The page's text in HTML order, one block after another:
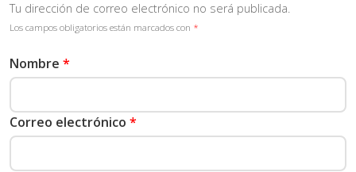
Tu dirección de correo electrónico no será publicada.
Los campos obligatorios están marcados con *
Nombre *
Correo electrónico *